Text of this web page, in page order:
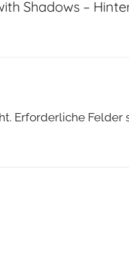
Shadows –
Erforderliche Felder